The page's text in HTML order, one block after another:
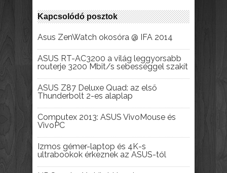
Kapcsolódó posztok
Asus ZenWatch okosóra @ IFA 2014
ASUS RT-AC3200 a világ leggyorsabb
routerje 3200 Mbit/s sebességgel szakít
ASUS Z87 Deluxe Quad: az első
Thunderbolt 2-es alaplap
Computex 2013: ASUS VivoMouse és
VivoPC
Izmos gémer-laptop és 4K-s
ultrabookok érkeznek az ASUS-tól